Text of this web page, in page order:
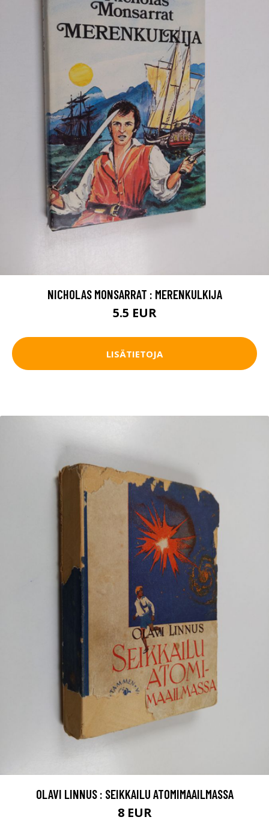
NICHOLAS MONSARRAT : MERENKULKIJA
5.5 EUR
LISÄTIETOJA
OLAVI LINNUS : SEIKKAILU ATOMIMAAILMASSA
8 EUR